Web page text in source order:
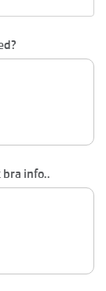
bra info..